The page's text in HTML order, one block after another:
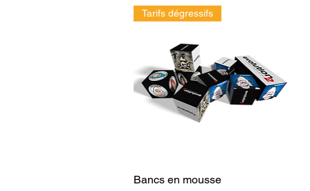
Aperçu rapide
Tarifs dégressifs
Bancs en mousse